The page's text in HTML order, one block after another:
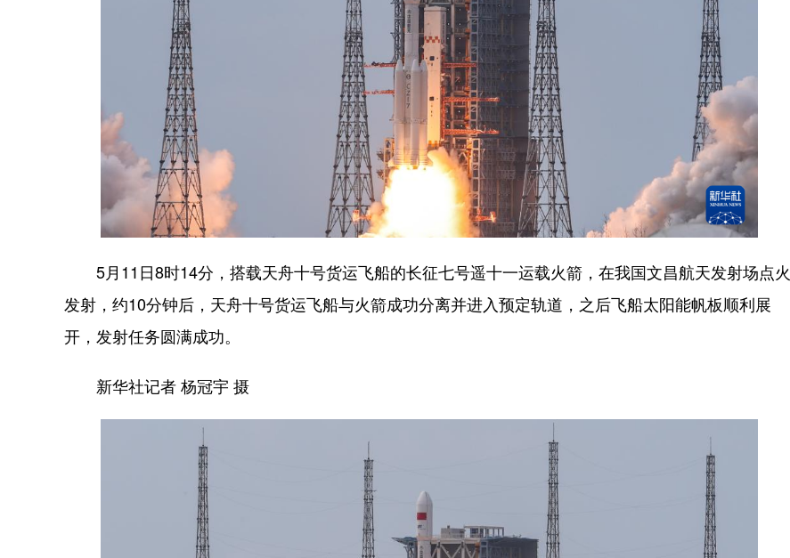
5月11日8时14分，搭载天舟十号货运飞船的长征七号遥十一运载火箭，在我国文昌航天发射场点火
发射，约10分钟后，天舟十号货运飞船与火箭成功分离并进入预定轨道，之后飞船太阳能帆板顺利展
开，发射任务圆满成功。
新华社记者 杨冠宇 摄